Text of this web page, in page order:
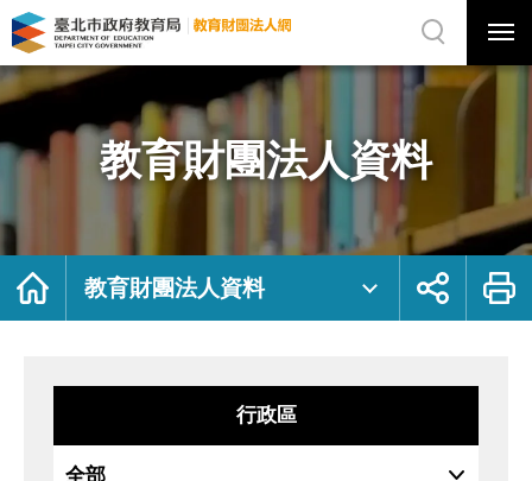
教
育
團
資
料
府
局
法
網
站
選
選
單
關
網
站
尋
教育財團法人資料
首
教育財團法人資料
展
鈕
列
行政區